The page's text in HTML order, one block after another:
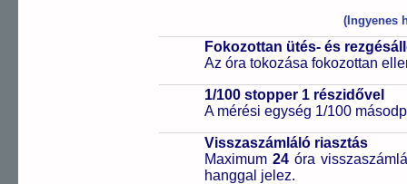
(Ingyenes
Fokozottan ütés- és
Az óra tokozása fokozottan
1/100 stopper 1 részidővel
A mérési egység 1/100
Visszaszámláló riasztás
Maximum24 óra
hanggal jelez.